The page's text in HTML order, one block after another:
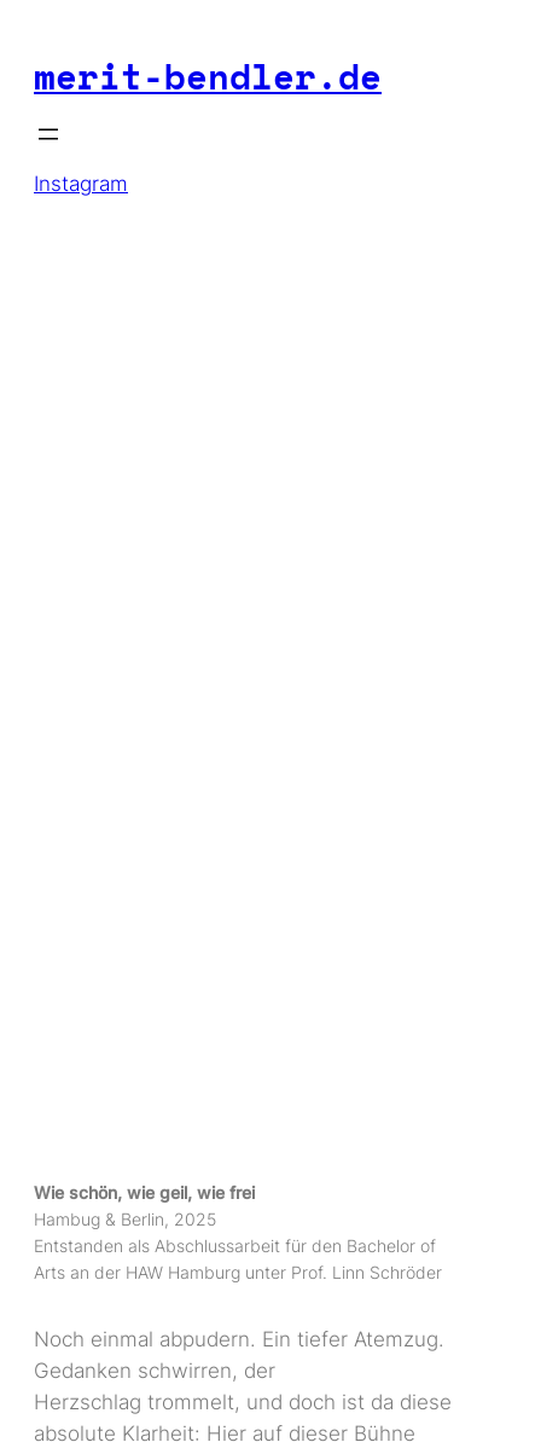
Zum
springen
merit-bendler.de
Instagram
Wie schön, wie geil, wie frei
Hambug & Berlin, 2025
Entstanden als Abschlussarbeit für den Bachelor of
Arts an der HAW Hamburg unter Prof. Linn Schröder
Noch einmal abpudern. Ein tiefer Atemzug.
Gedanken schwirren, der
Herzschlag trommelt, und doch ist da diese
absolute Klarheit: Hier auf dieser Bühne